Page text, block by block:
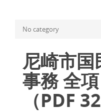
No category
尼崎市国
事務 全
（PDF